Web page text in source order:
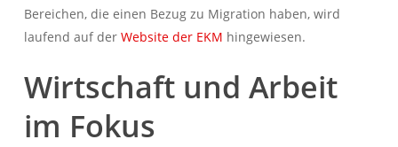
Bereichen, die einen Bezug zu Migration haben, wird
laufend auf der Website der EKM hingewiesen.
Wirtschaft und Arbeit
im Fokus